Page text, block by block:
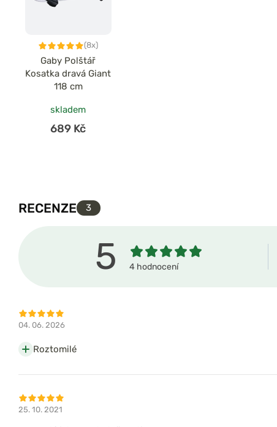
(8x)
Gaby Polštář
Kosatka dravá Giant
118 cm
skladem
689 Kč
RECENZE 3
5 4 hodnocení
04. 06. 2026
Roztomilé
25. 10. 2021